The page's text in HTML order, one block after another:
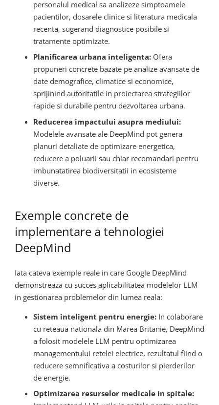
personalul medical sa analizeze simptoamele
pacientilor, dosarele clinice si literatura medicala
recenta, sugerand diagnostice posibile si
tratamente optimizate.
Planificarea urbana inteligenta: Ofera
propuneri concrete bazate pe analize avansate de
date demografice, climatice si economice,
sprijinind autoritatile in proiectarea strategiilor
rapide si durabile pentru dezvoltarea urbana.
Reducerea impactului asupra mediului:
Modelele avansate ale DeepMind pot genera
planuri detaliate de optimizare energetica,
reducere a poluarii sau chiar recomandari pentru
imbunatatirea biodiversitatii in ecosisteme
diverse.
Exemple concrete de
implementare a tehnologiei
DeepMind
Iata cateva exemple reale in care Google DeepMind
demonstreaza cu succes aplicabilitatea modelelor LLM
in gestionarea problemelor din lumea reala:
Sistem inteligent pentru energie: In colaborare
cu reteaua nationala din Marea Britanie, DeepMind
a folosit modelele LLM pentru optimizarea
managementului retelei electrice, rezultatul fiind o
reducere semnificativa a costurilor si pierderilor
de energie.
Optimizarea resurselor medicale in spitale: